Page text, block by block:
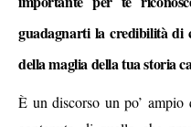
guadagnarti la credibilità di
della maglia della tua storia
È un discorso un po’